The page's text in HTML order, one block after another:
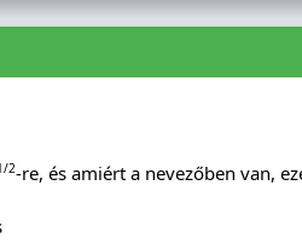
2-re, és amiért a nevezőben van,